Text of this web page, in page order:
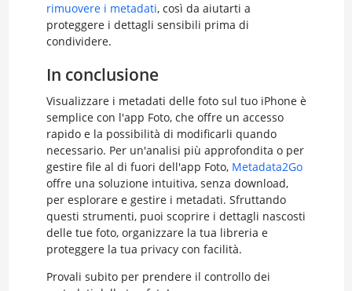
rimuovere i metadati, così da aiutarti a
proteggere i dettagli sensibili prima di
condividere.
In conclusione
Visualizzare i metadati delle foto sul tuo iPhone è
semplice con l'app Foto, che offre un accesso
rapido e la possibilità di modificarli quando
necessario. Per un'analisi più approfondita o per
gestire file al di fuori dell'app Foto, Metadata2Go
offre una soluzione intuitiva, senza download,
per esplorare e gestire i metadati. Sfruttando
questi strumenti, puoi scoprire i dettagli nascosti
delle tue foto, organizzare la tua libreria e
proteggere la tua privacy con facilità.
Provali subito per prendere il controllo dei